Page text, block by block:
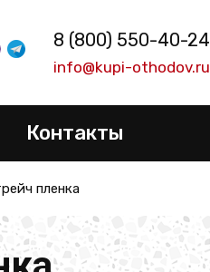
8 (800) 550-40-24
info@kupi-othodov.ru
Контакты
пленка